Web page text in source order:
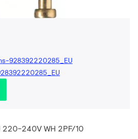
928392220285_EU
220-240V WH 2PF/10